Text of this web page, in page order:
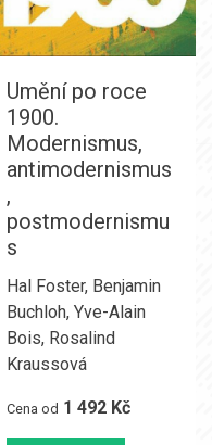
Umění po roce
1900.
Modernismus,
antimodernismus
,
postmodernismu
s
Hal Foster, Benjamin
Buchloh, Yve-Alain
Bois, Rosalind
Kraussová
Cena od 1 492 Kč